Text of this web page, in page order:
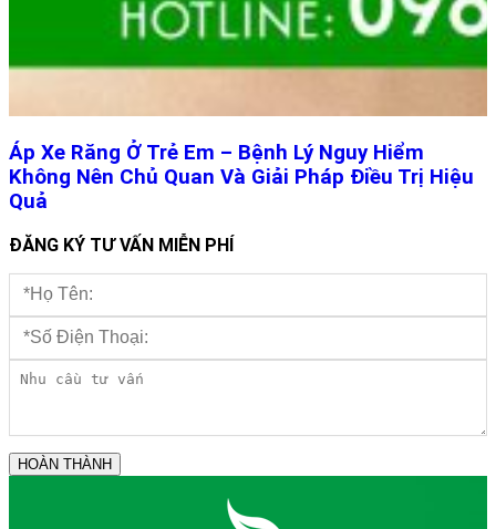
Áp Xe Răng Ở Trẻ Em – Bệnh Lý Nguy Hiểm
Không Nên Chủ Quan Và Giải Pháp Điều Trị Hiệu
Quả
ĐĂNG KÝ TƯ VẤN MIỄN PHÍ